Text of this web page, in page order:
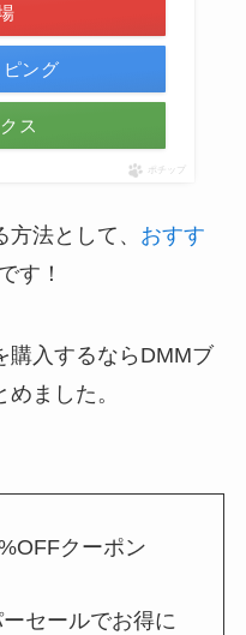
ング
ス
ポチップ
法として、 おすす
です！
購入するならDMMブ
ました。
クーポン
セールでお得に